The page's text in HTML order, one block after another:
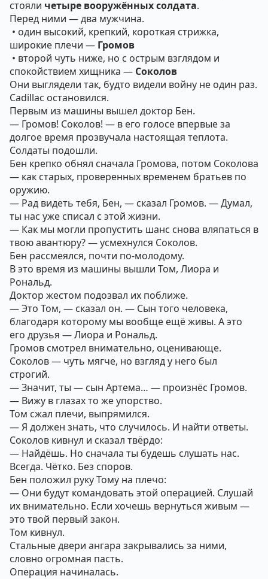
стояли четыре вооружённых солдата.
Перед ними — два мужчина.
• один высокий, крепкий, короткая стрижка,
широкие плечи — Громов
• второй чуть ниже, но с острым взглядом и
спокойствием хищника — Соколов
Они выглядели так, будто видели войну не один раз.
Cadillac остановился.
Первым из машины вышел доктор Бен.
— Громов! Соколов! — в его голосе впервые за
долгое время прозвучала настоящая теплота.
Солдаты подошли.
Бен крепко обнял сначала Громова, потом Соколова
— как старых, проверенных временем братьев по
оружию.
— Рад видеть тебя, Бен, — сказал Громов. — Думал,
ты нас уже списал с этой жизни.
— Как мы могли пропустить шанс снова вляпаться в
твою авантюру? — усмехнулся Соколов.
Бен рассмеялся, почти по-молодому.
В это время из машины вышли Том, Лиора и
Рональд.
Доктор жестом подозвал их поближе.
— Это Том, — сказал он. — Сын того человека,
благодаря которому мы вообще ещё живы. А это
его друзья — Лиора и Рональд.
Громов смотрел внимательно, оценивающе.
Соколов — чуть мягче, но взгляд у него был
строгий.
— Значит, ты — сын Артема… — произнёс Громов.
— Вижу в глазах то же упорство.
Том сжал плечи, выпрямился.
— Я должен знать, что случилось. И найти ответы.
Соколов кивнул и сказал твёрдо:
— Найдёшь. Но сначала ты будешь слушать нас.
Всегда. Чётко. Без споров.
Бен положил руку Тому на плечо:
— Они будут командовать этой операцией. Слушай
их внимательно. Если хочешь вернуться живым —
это твой первый закон.
Том кивнул.
Стальные двери ангара закрывались за ними,
словно огромная пасть.
Операция начиналась.